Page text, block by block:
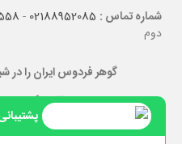
شماره تماس : 02188952085
-
دوم
گوهر فردوس ایران را در